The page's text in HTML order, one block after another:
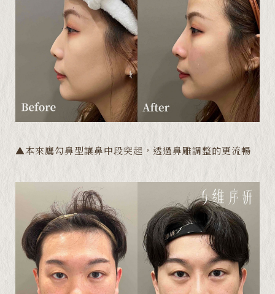
▲本來鷹勾鼻型讓鼻中段突起，透過鼻雕調整的更流暢